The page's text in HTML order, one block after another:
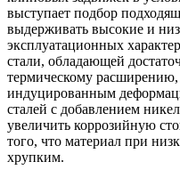
выступает подбор
выдерживать высокие и
эксплуатационных
стали, обладающей
термическому
индуцированным
сталей с добавлением
увеличить коррозийную
того, что материал при
хрупким.